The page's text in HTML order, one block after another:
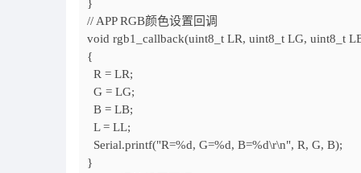
}
// APP RGB颜色设置回调
void rgb1_callback(uint8_t LR, uint8_t LG, uint8_t
{
R = LR;
G = LG;
B = LB;
L = LL;
Serial.printf("R=%d, G=%d, B=%d\r\n", R, G, B);
}